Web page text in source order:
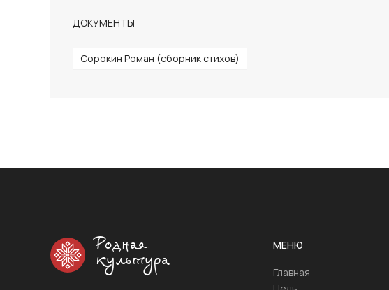
ДОКУМЕНТЫ
Сорокин Роман (сборник стихов)
Родная
культура
МЕНЮ
Главная